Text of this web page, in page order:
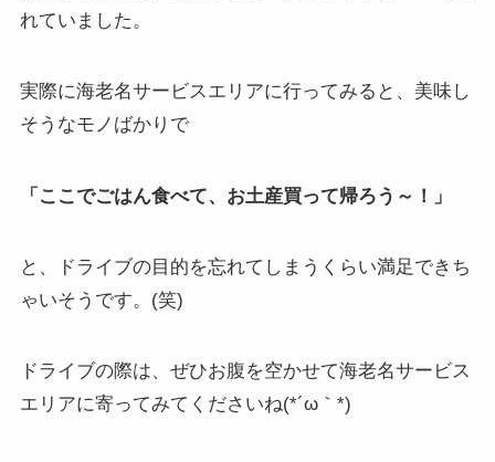
れていました。
実際に海老名サービスエリアに行ってみると、美味し
そうなモノばかりで
「ここでごはん食べて、お土産買って帰ろう～！」
と、ドライブの目的を忘れてしまうくらい満足できち
ゃいそうです。(笑)
ドライブの際は、ぜひお腹を空かせて海老名サービス
エリアに寄ってみてくださいね(*´ω｀*)